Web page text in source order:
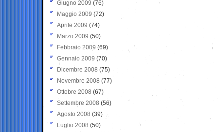
Giugno 2009 (76)
Maggio 2009 (72)
Aprile 2009 (74)
Marzo 2009 (50)
Febbraio 2009 (69)
Gennaio 2009 (70)
Dicembre 2008 (75)
Novembre 2008 (77)
Ottobre 2008 (67)
Settembre 2008 (56)
Agosto 2008 (39)
Luglio 2008 (50)